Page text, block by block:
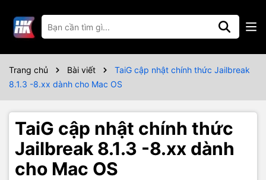
Trang chủ Bài viết
TaiG cập nhật chính thức Jailbreak
8.1.3 -8.xx dành cho Mac OS
TaiG cập nhật chính thức
Jailbreak 8.1.3 -8.xx dành
cho Mac OS